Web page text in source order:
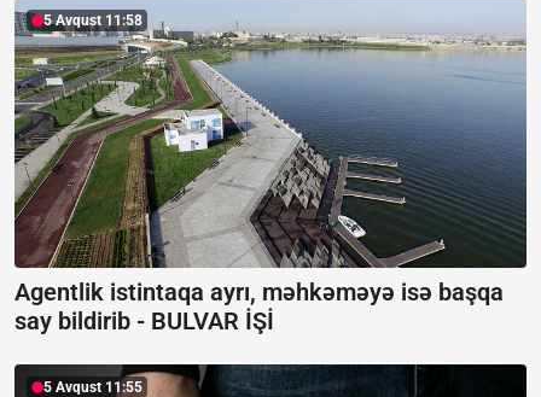
5 Avqust 11:58
Agentlik istintaqa ayrı, məhkəməyə isə başqa
say bildirib - BULVAR İŞİ
5 Avqust 11:55